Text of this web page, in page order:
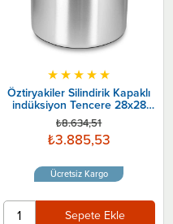
Öztiryakiler Silindirik Kapaklı
indüksiyon Tencere 28x28
Cm
★★★★★
₺3.885,53
₺8.634,51
Sepete Ekle
Ücretsiz Kargo